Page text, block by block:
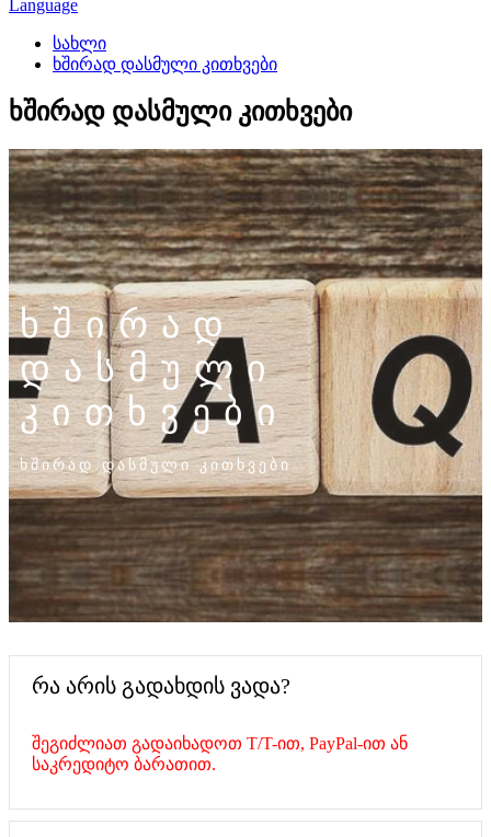
Language
სახლი
ხშირად დასმული კითხვები
ხშირად დასმული კითხვები
ხშირად
დასმული
კითხვები
ხშირად დასმული კითხვები
რა არის გადახდის ვადა?
შეგიძლიათ გადაიხადოთ T/T-ით, PayPal-ით ან
საკრედიტო ბარათით.